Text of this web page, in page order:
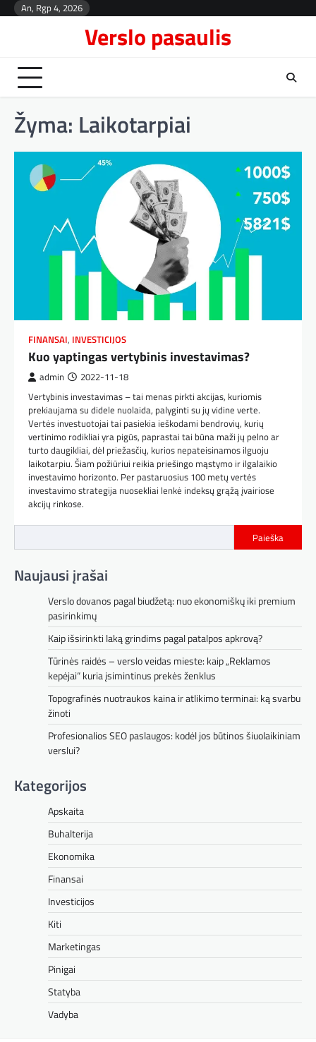
Skip An, Rgp 4, 2026
Verslo pasaulis
Žyma: Laikotarpiai
FINANSAI, INVESTICIJOS
Kuo yaptingas vertybinis investavimas?
admin 2022-11-18
Vertybinis investavimas – tai menas pirkti akcijas, kuriomis
prekiaujama su didele nuolaida, palyginti su jų vidine verte.
Vertės investuotojai tai pasiekia ieškodami bendrovių, kurių
vertinimo rodikliai yra pigūs, paprastai tai būna maži jų pelno ar
turto daugikliai, dėl priežasčių, kurios nepateisinamos ilguoju
laikotarpiu. Šiam požiūriui reikia priešingo mąstymo ir ilgalaikio
investavimo horizonto. Per pastaruosius 100 metų vertės
investavimo strategija nuosekliai lenkė indeksų grąžą įvairiose
akcijų rinkose.
Paieška
Naujausi įrašai
Verslo dovanos pagal biudžetą: nuo ekonomiškų iki premium
pasirinkimų
Kaip išsirinkti laką grindims pagal patalpos apkrovą?
Tūrinės raidės – verslo veidas mieste: kaip „Reklamos
kepėjai“ kuria įsimintinus prekės ženklus
Topografinės nuotraukos kaina ir atlikimo terminai: ką svarbu
žinoti
Profesionalios SEO paslaugos: kodėl jos būtinos šiuolaikiniam
verslui?
Kategorijos
Apskaita
Buhalterija
Ekonomika
Finansai
Investicijos
Kiti
Marketingas
Pinigai
Statyba
Vadyba